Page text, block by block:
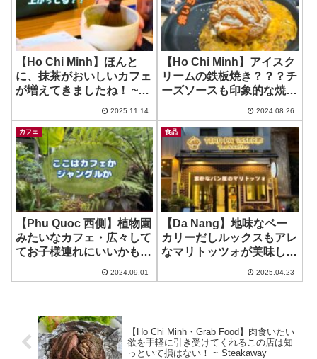
【Ho Chi Minh】ほんと
に、抹茶がおいしいカフェ
が増えてきましたね！ ~
2025.11.14
【Ho Chi Minh】アイスク
リームの鉄板焼き？？？チ
ーズソースも印象的な焼き
Artisan Gelato
2024.08.26
カフェ
【Phu Quoc 西側】植物園
みたいなカフェ・広々して
てお子様連れにいいかも？
2024.09.01
食品
【Da Nang】地味なベー
カリーだしルックスもアレ
なマリトッツォが美味しか
2025.04.23
【Ho Chi Minh・Grab Food】肉食いたい
欲を手軽に引き受けてくれるこの店は知
っといて損はない！ ~ Steakaway